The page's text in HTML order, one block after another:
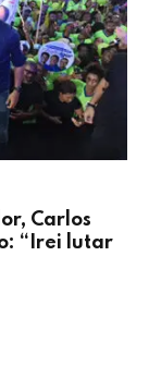
Carlos
“Irei lutar